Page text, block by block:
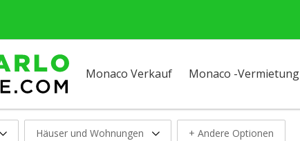
Monaco Verkauf Monaco -Vermietung
Häuser und Wohnungen + Andere Optionen